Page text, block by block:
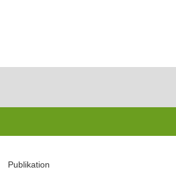
Publikation